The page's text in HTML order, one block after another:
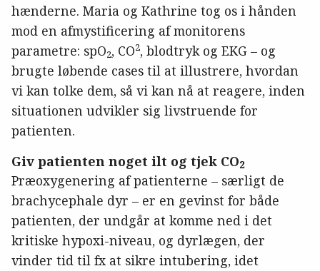
hænderne. Maria og Kathrine tog os i hånden
mod en afmystificering af monitorens
parametre: spO2, CO2, blodtryk og EKG – og
brugte løbende cases til at illustrere, hvordan
vi kan tolke dem, så vi kan nå at reagere, inden
situationen udvikler sig livstruende for
patienten.
Giv patienten noget ilt og tjek CO2
Præoxygenering af patienterne – særligt de
brachycephale dyr – er en gevinst for både
patienten, der undgår at komme ned i det
kritiske hypoxi-niveau, og dyrlægen, der
vinder tid til fx at sikre intubering, idet